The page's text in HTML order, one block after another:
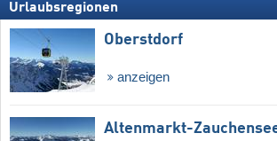
Urlaubsregionen
Oberstdorf
anzeigen
Altenmarkt-